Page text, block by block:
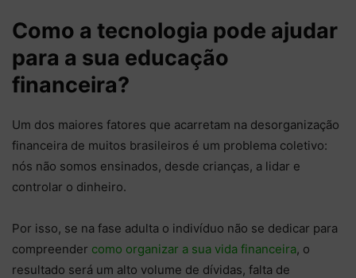
Como a tecnologia pode ajudar
para a sua educação
financeira?
Um dos maiores fatores que acarretam na desorganização
financeira de muitos brasileiros é um problema coletivo:
nós não somos ensinados, desde crianças, a lidar e
controlar o dinheiro.
Por isso, se na fase adulta o indivíduo não se dedicar para
compreender como organizar a sua vida financeira, o
resultado será um alto volume de dívidas, falta de